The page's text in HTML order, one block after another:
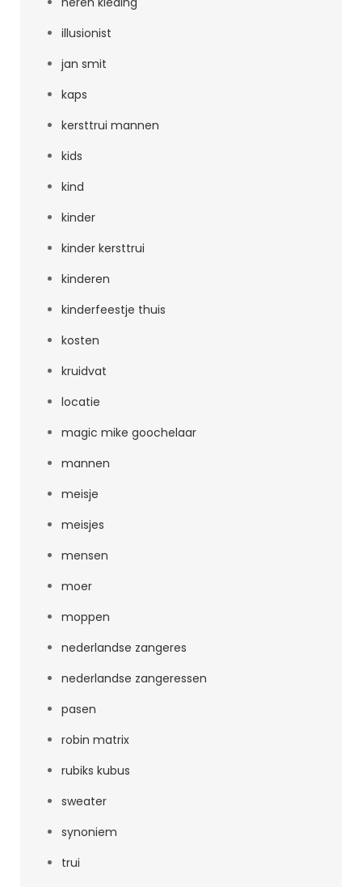
illusionist
jan smit
kaps
kersttrui mannen
kids
kind
kinder
kinder kersttrui
kinderen
kinderfeestje thuis
kosten
kruidvat
locatie
magic mike goochelaar
mannen
meisje
meisjes
mensen
moer
moppen
nederlandse zangeres
nederlandse zangeressen
pasen
robin matrix
rubiks kubus
sweater
synoniem
trui